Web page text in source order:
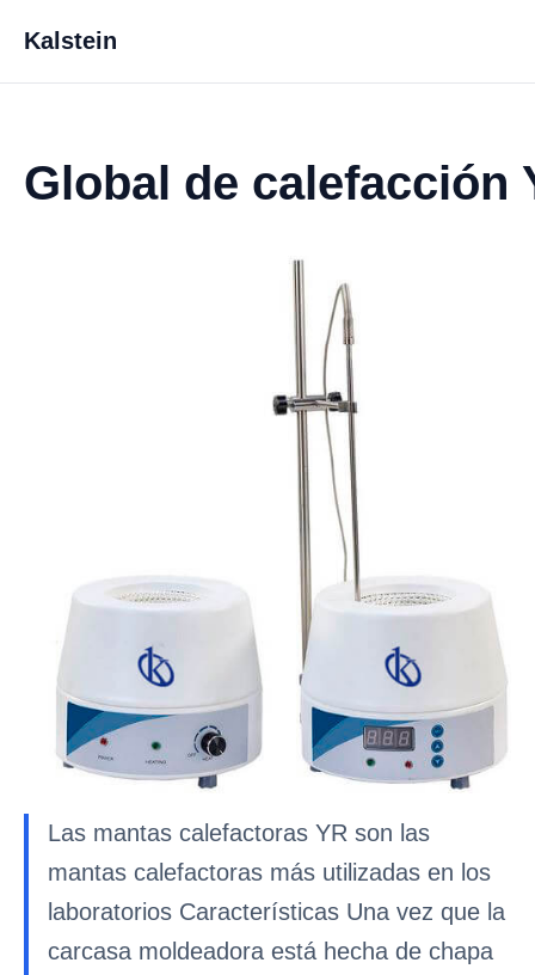
Kalstein
Global de calefacción
Las mantas calefactoras YR son las
mantas calefactoras más utilizadas en los
laboratorios Características Una vez que la
carcasa moldeadora está hecha de chapa